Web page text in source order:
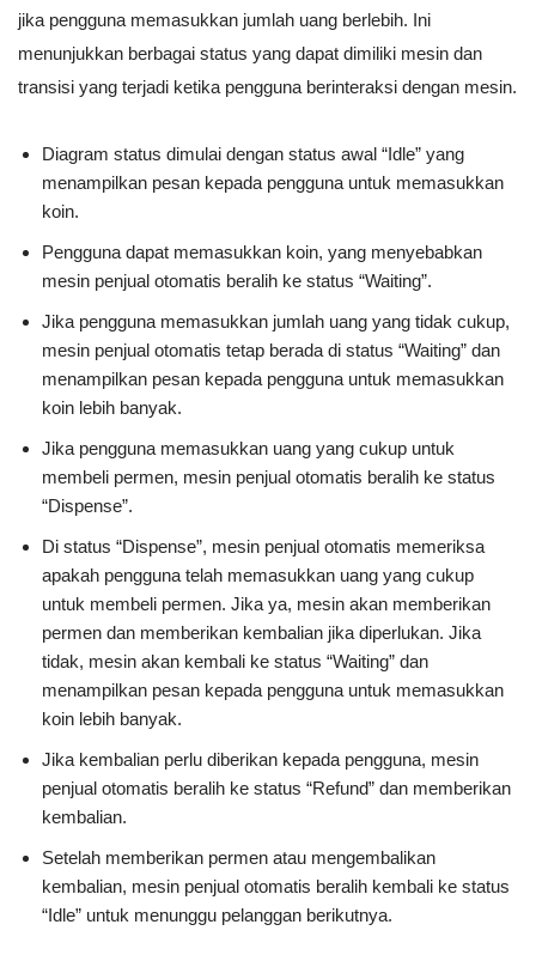
jika pengguna memasukkan jumlah uang berlebih. Ini
menunjukkan berbagai status yang dapat dimiliki mesin dan
transisi yang terjadi ketika pengguna berinteraksi dengan mesin.
Diagram status dimulai dengan status awal “Idle” yang
menampilkan pesan kepada pengguna untuk memasukkan
koin.
Pengguna dapat memasukkan koin, yang menyebabkan
mesin penjual otomatis beralih ke status “Waiting”.
Jika pengguna memasukkan jumlah uang yang tidak cukup,
mesin penjual otomatis tetap berada di status “Waiting” dan
menampilkan pesan kepada pengguna untuk memasukkan
koin lebih banyak.
Jika pengguna memasukkan uang yang cukup untuk
membeli permen, mesin penjual otomatis beralih ke status
“Dispense”.
Di status “Dispense”, mesin penjual otomatis memeriksa
apakah pengguna telah memasukkan uang yang cukup
untuk membeli permen. Jika ya, mesin akan memberikan
permen dan memberikan kembalian jika diperlukan. Jika
tidak, mesin akan kembali ke status “Waiting” dan
menampilkan pesan kepada pengguna untuk memasukkan
koin lebih banyak.
Jika kembalian perlu diberikan kepada pengguna, mesin
penjual otomatis beralih ke status “Refund” dan memberikan
kembalian.
Setelah memberikan permen atau mengembalikan
kembalian, mesin penjual otomatis beralih kembali ke status
“Idle” untuk menunggu pelanggan berikutnya.